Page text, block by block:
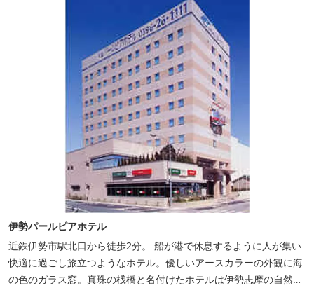
伊勢パールピアホテル
近鉄伊勢市駅北口から徒歩2分。 船が港で休息するように人が集い
快適に過ごし旅立つようなホテル。優しいアースカラーの外観に海
の色のガラス窓。真珠の桟橋と名付けたホテルは伊勢志摩の自然保